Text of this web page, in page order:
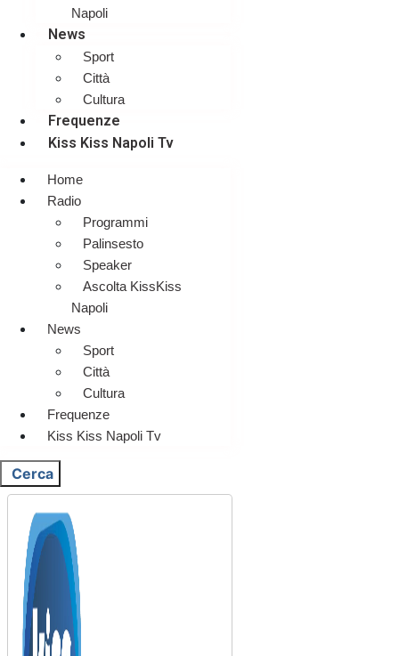
Napoli
News
Sport
Città
Cultura
Frequenze
Kiss Kiss Napoli Tv
Home
Radio
Programmi
Palinsesto
Speaker
Ascolta KissKiss
Napoli
News
Sport
Città
Cultura
Frequenze
Kiss Kiss Napoli Tv
Cerca